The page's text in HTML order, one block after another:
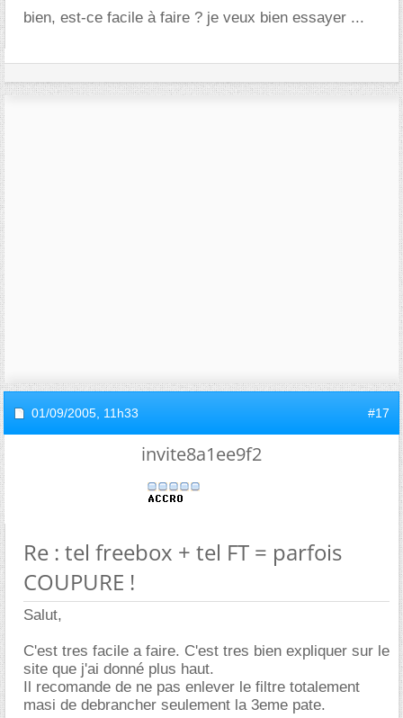
bien, est-ce facile à faire ? je veux bien essayer ...
01/09/2005, 11h33 #17
invite8a1ee9f2
Re : tel freebox + tel FT = parfois
COUPURE !
Salut,
C'est tres facile a faire. C'est tres bien expliquer sur le
site que j'ai donné plus haut.
Il recomande de ne pas enlever le filtre totalement
masi de debrancher seulement la 3eme pate.